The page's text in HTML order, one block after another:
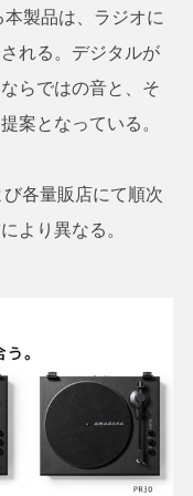
製品は、ラジオに
れる。デジタルが
らではの音と、そ
案となっている。
各量販店にて順次
より異なる。